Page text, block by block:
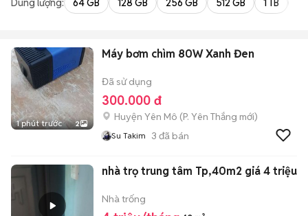
Dung lượng: 64 GB 128 GB 256 GB 512 GB 1 TB
1 phút trước 2
Máy bơm chìm 80W Xanh Đen
Đã sử dụng
300.000 đ
Huyện Yên Mô (P. Yên Thắng mới)
Su Takim 3 đã bán
nhà trọ trung tâm Tp,40m2 giá 4 triệu
Nhà trống